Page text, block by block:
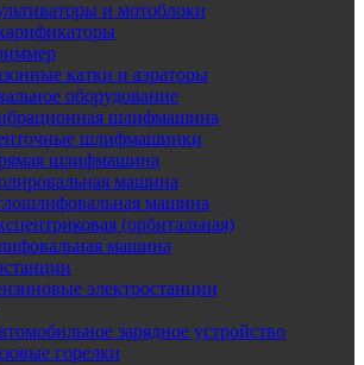
и мотоблоки
катки и аэраторы
оборудование
шлифмашина
шлифмашинки
шлифмашина
машина
машина
(орбитальная)
машина
электростанции
зарядное устройство
горелки